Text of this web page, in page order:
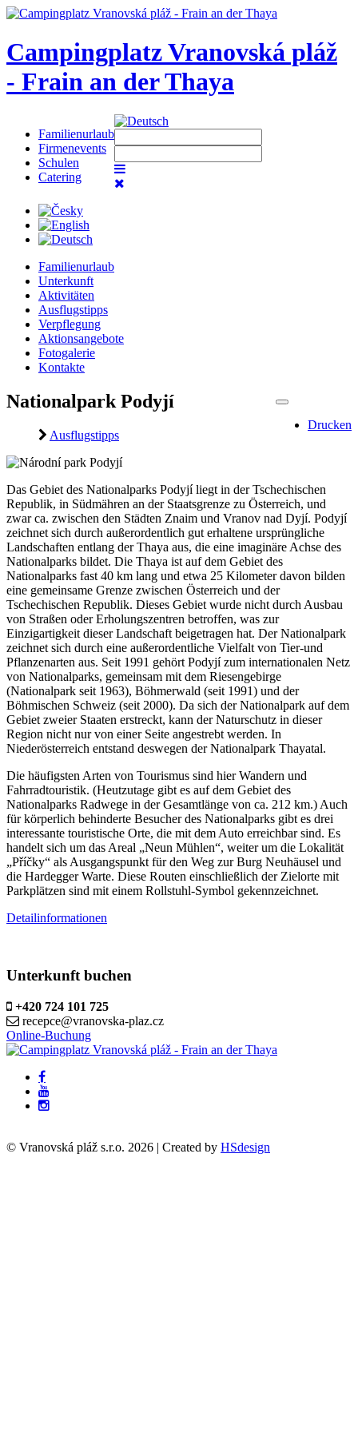
Campingplatz Vranovská pláž
- Frain an der Thaya
Familienurlaub
Firmenevents
Schulen
Catering
Familienurlaub
Unterkunft
Aktivitäten
Ausflugstipps
Verpflegung
Aktionsangebote
Fotogalerie
Kontakte
Drucken
Nationalpark Podyjí
Ausflugstipps
Das Gebiet des Nationalparks Podyjí liegt in der Tschechischen
Republik, in Südmähren an der Staatsgrenze zu Österreich, und
zwar ca. zwischen den Städten Znaim und Vranov nad Dyjí. Podyjí
zeichnet sich durch außerordentlich gut erhaltene ursprüngliche
Landschaften entlang der Thaya aus, die eine imaginäre Achse des
Nationalparks bildet. Die Thaya ist auf dem Gebiet des
Nationalparks fast 40 km lang und etwa 25 Kilometer davon bilden
eine gemeinsame Grenze zwischen Österreich und der
Tschechischen Republik. Dieses Gebiet wurde nicht durch Ausbau
von Straßen oder Erholungszentren betroffen, was zur
Einzigartigkeit dieser Landschaft beigetragen hat. Der Nationalpark
zeichnet sich durch eine außerordentliche Vielfalt von Tier-und
Pflanzenarten aus. Seit 1991 gehört Podyjí zum internationalen Netz
von Nationalparks, gemeinsam mit dem Riesengebirge
(Nationalpark seit 1963), Böhmerwald (seit 1991) und der
Böhmischen Schweiz (seit 2000). Da sich der Nationalpark auf dem
Gebiet zweier Staaten erstreckt, kann der Naturschutz in dieser
Region nicht nur von einer Seite angestrebt werden. In
Niederösterreich entstand deswegen der Nationalpark Thayatal.
Die häufigsten Arten von Tourismus sind hier Wandern und
Fahrradtouristik. (Heutzutage gibt es auf dem Gebiet des
Nationalparks Radwege in der Gesamtlänge von ca. 212 km.) Auch
für körperlich behinderte Besucher des Nationalparks gibt es drei
interessante touristische Orte, die mit dem Auto erreichbar sind. Es
handelt sich um das Areal „Neun Mühlen“, weiter um die Lokalität
„Příčky“ als Ausgangspunkt für den Weg zur Burg Neuhäusel und
die Hardegger Warte. Diese Routen einschließlich der Zielorte mit
Parkplätzen sind mit einem Rollstuhl-Symbol gekennzeichnet.
Detailinformationen
Unterkunft buchen
+420 724 101 725
recepce@vranovska-plaz.cz
Online-Buchung
© Vranovská pláž s.r.o. 2026 | Created by HSdesign